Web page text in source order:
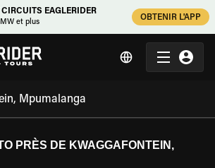
CIRCUITS EAGLERIDER
et plus
OBTENIR L'APP
PRÈS DE KWAGGAFONTEIN,